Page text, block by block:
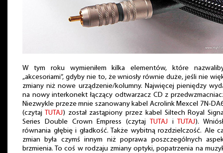
W tym roku wymieniłem kilka elementów, które
„akcesoriami”, gdyby nie to, że wniosły równie duże, jeśli nie
zmiany niż nowe urządzenie/kolumny. Najwięcej pieniędzy
na nowy interkonekt łączący odtwarzacz CD z
Niezwykle przeze mnie szanowany kabel Acrolink Mexcel 7N-
(czytaj
TUTAJ) został zastąpiony przez kabel Siltech Royal
Series Double Crown Empress (czytaj
TUTAJ i TUTAJ).
równania głębię i gładkość. Także wybitną rozdzielczość. Ale
zmian była czymś innym niż poprawa poszczególnych
brzmienia. To coś w rodzaju zmiany optyki, popatrzenia na